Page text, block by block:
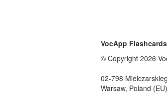
VocApp Flashcards
© Copyright 2026
02-798
Warsaw, Poland (EU)